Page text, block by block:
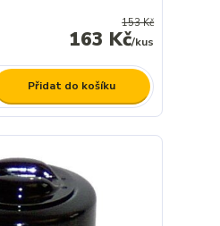
153 Kč
163 Kč/kus
Přidat do košíku